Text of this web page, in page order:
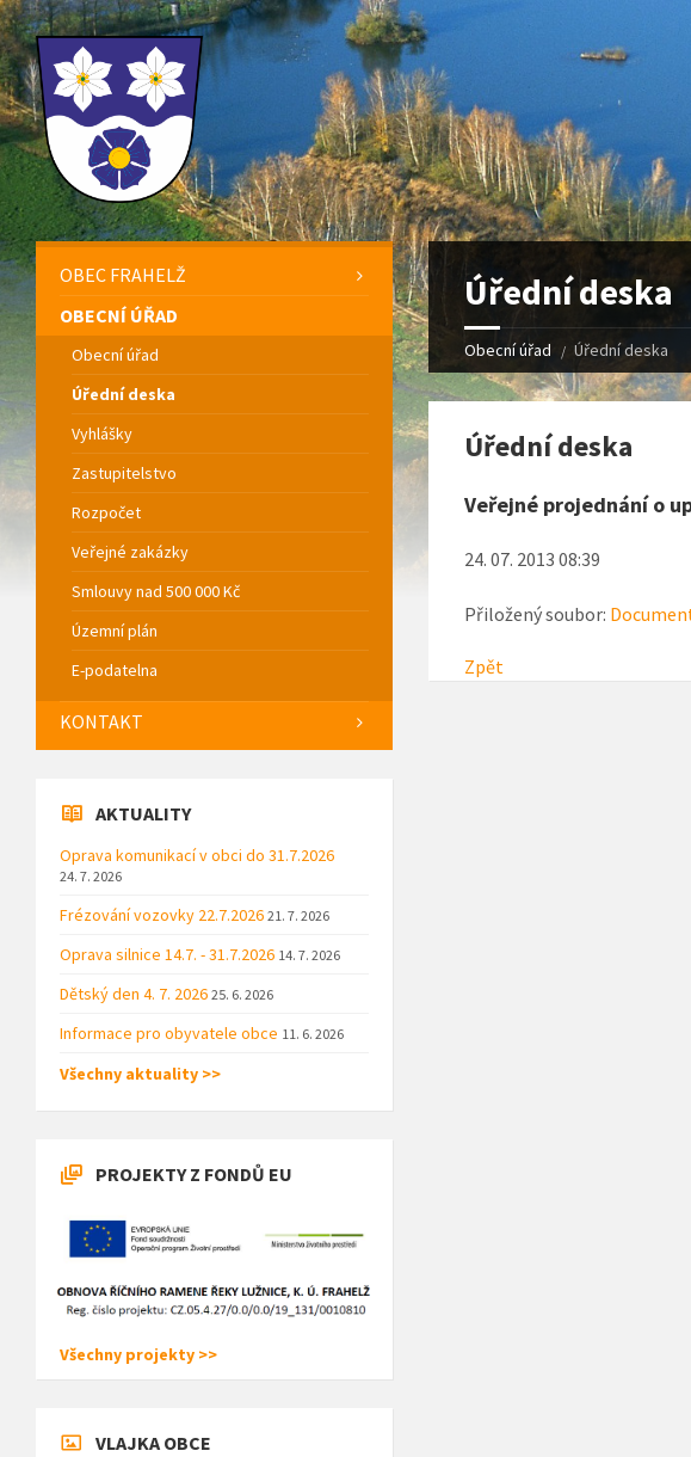
Úřední deska
Obecní úřad Úřední deska
Úřední deska
Veřejné projednání o
24. 07. 2013 08:39
Přiložený soubor:
Zpět
OBEC FRAHELŽ
OBECNÍ ÚŘAD
Obecní úřad
Úřední deska
Vyhlášky
Zastupitelstvo
Rozpočet
Veřejné zakázky
Smlouvy nad 500 000 Kč
Územní plán
E-podatelna
KONTAKT
AKTUALITY
Oprava komunikací v obci do 31.7.2026
24. 7. 2026
Frézování vozovky 22.7.2026 21. 7. 2026
Oprava silnice 14.7. - 31.7.2026 14. 7. 2026
Dětský den 4. 7. 2026 25. 6. 2026
Informace pro obyvatele obce 11. 6. 2026
Všechny aktuality >>
PROJEKTY Z FONDŮ EU
Všechny projekty >>
VLAJKA OBCE